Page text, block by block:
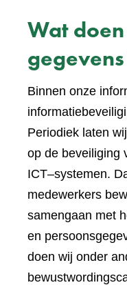
Wat
Binnen onze
Periodiek laten
op de beveiliging
ICT–systemen.
medewerkers
samengaan met
en
doen wij onder